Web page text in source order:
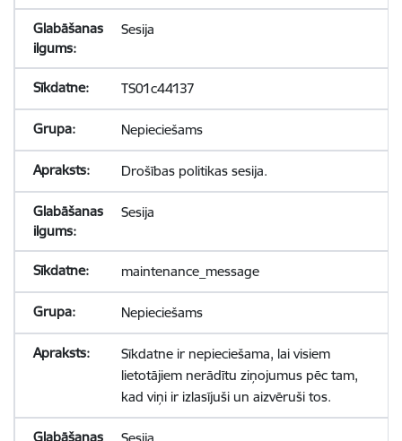
Sesija
TS01c44137
Nepieciešams
Drošības politikas sesija.
Sesija
maintenance_message
Nepieciešams
Sīkdatne ir nepieciešama, lai visiem
lietotājiem nerādītu ziņojumus pēc tam,
kad viņi ir izlasījuši un aizvēruši tos.